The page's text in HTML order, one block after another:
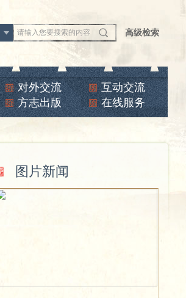
高级检索
对外交流
互动交流
方志出版 在线服务
图片新闻